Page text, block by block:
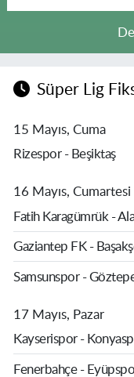
Süper Lig
15 Mayıs, Cuma
Rizespor - Beşiktaş
16 Mayıs, Cumartesi
Fatih Karagümrük -
Gaziantep FK -
Samsunspor -
17 Mayıs, Pazar
Kayserispor -
Fenerbahçe -